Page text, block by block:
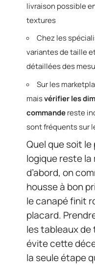
livraison possible
textures
Chez les
variantes de taille
détaillées des
Sur les
maisvérifier les
commandereste
sont fréquents sur
Quel que soit
logique reste la
d’abord, on
housse à bon
le canapé finit
placard.
les tableaux
évite cette
la seule étape